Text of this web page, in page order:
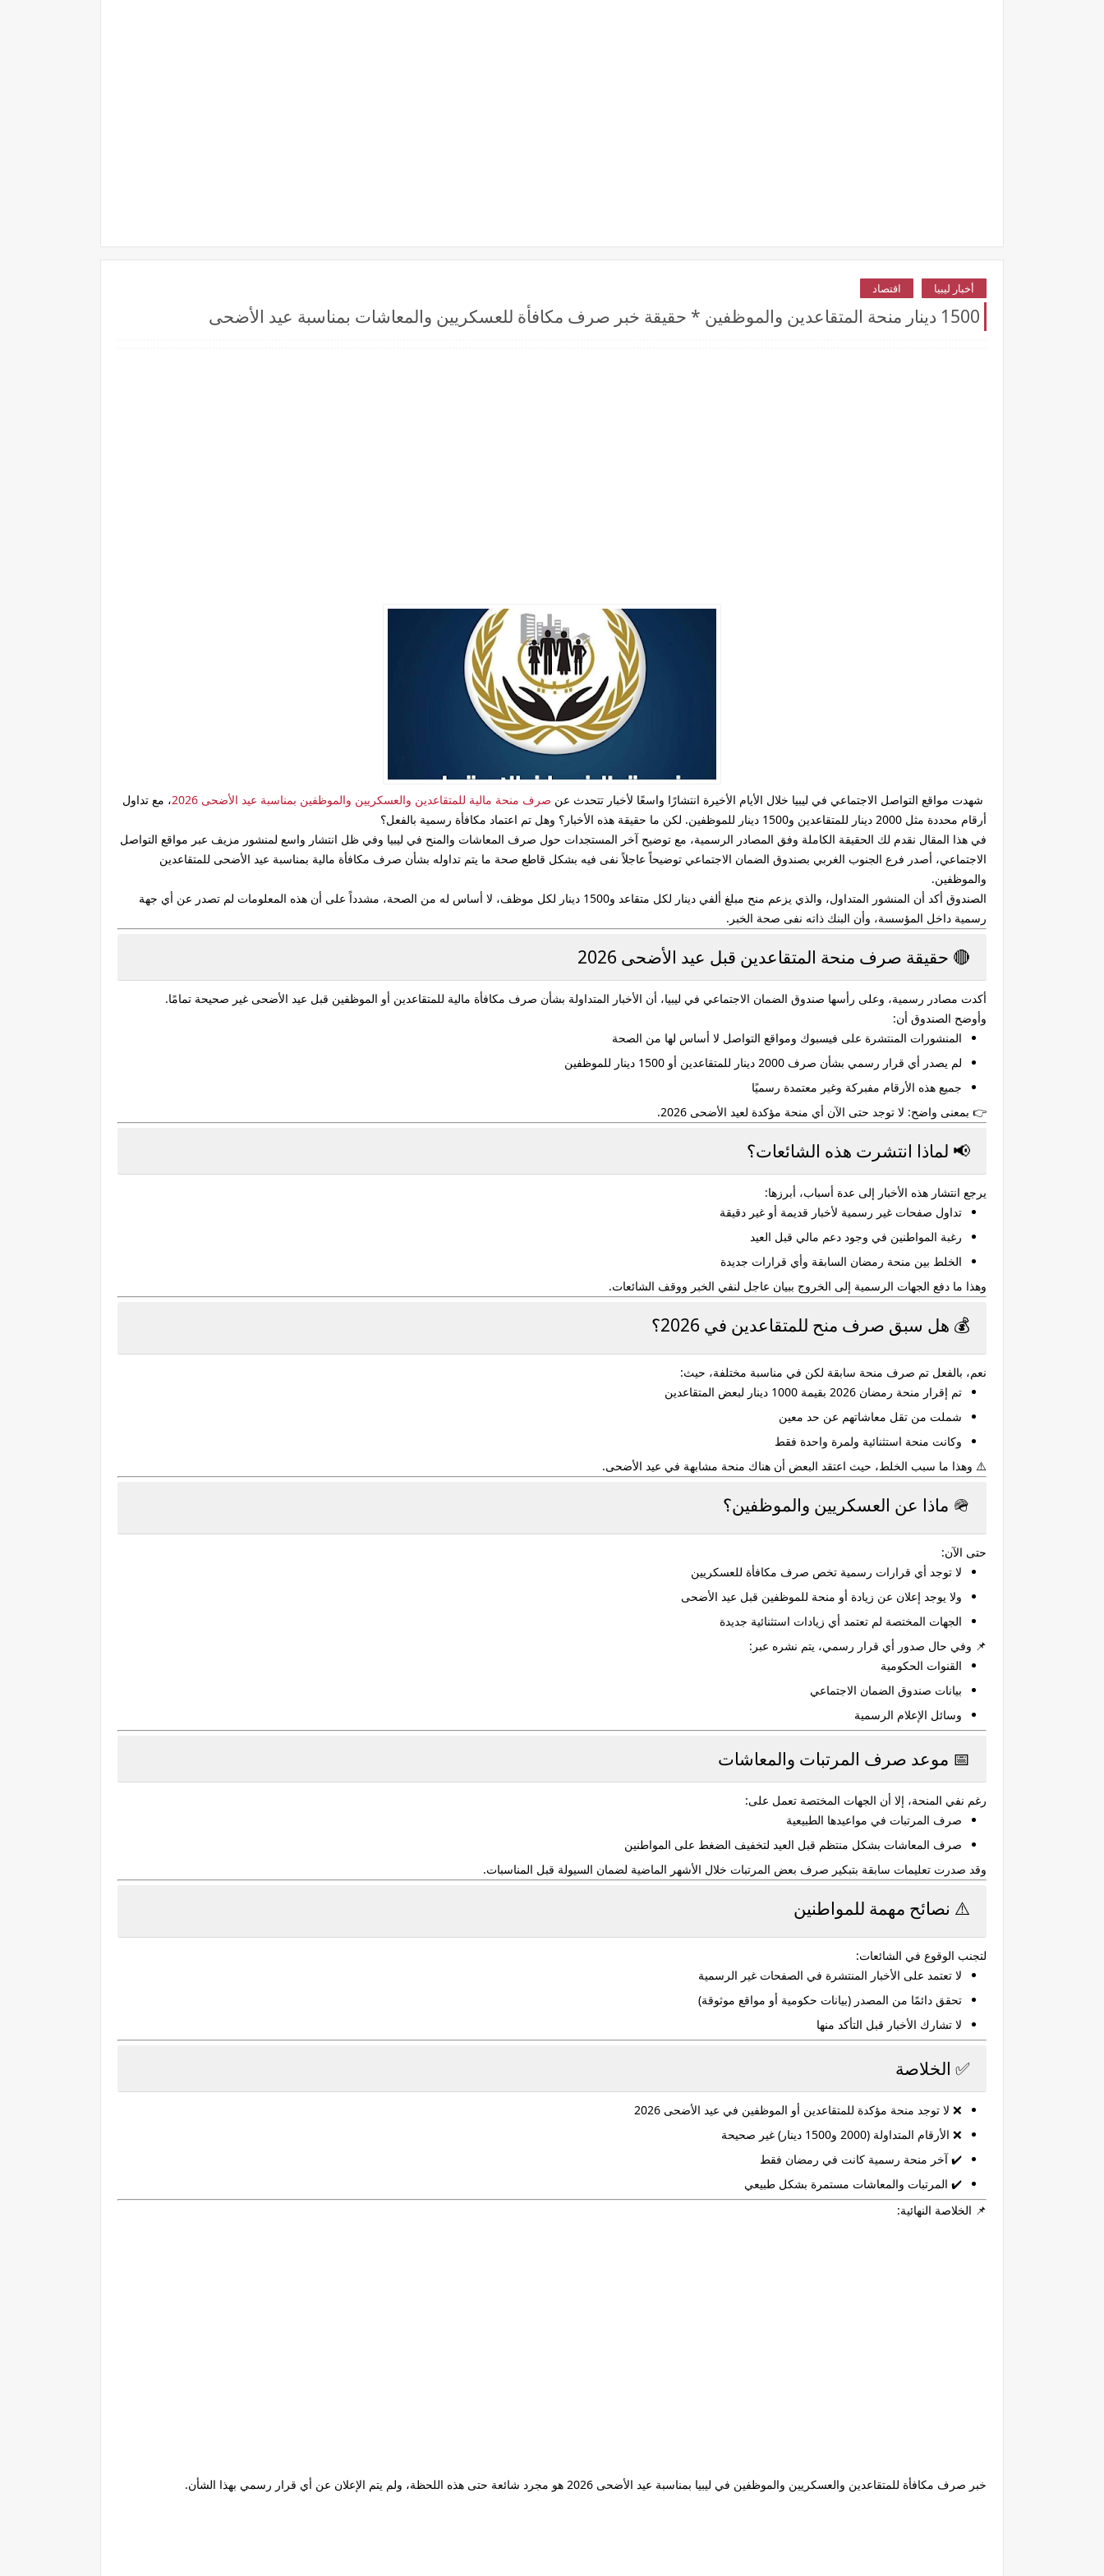
أخبار ليبيا اقتصاد
1500 دينار منحة المتقاعدين والموظفين * حقيقة خبر صرف مكافأة للعسكريين والمعاشات بمناسبة عيد الأضحى
شهدت مواقع التواصل الاجتماعي في ليبيا خلال الأيام الأخيرة انتشارًا واسعًا لأخبار تتحدث عن صرف منحة مالية للمتقاعدين والعسكريين والموظفين بمناسبة عيد الأضحى 2026
، مع تداول
أرقام محددة مثل 2000 دينار للمتقاعدين و1500 دينار للموظفين. لكن ما حقيقة هذه الأخبار؟ وهل تم اعتماد مكافأة رسمية بالفعل؟
في هذا المقال نقدم لك الحقيقة الكاملة وفق المصادر الرسمية، مع توضيح آخر المستجدات حول صرف المعاشات والمنح في ليبيا وفي ظل انتشار واسع لمنشور مزيف عبر مواقع التواصل
الاجتماعي، أصدر فرع الجنوب الغربي بصندوق الضمان الاجتماعي توضيحاً عاجلاً نفى فيه بشكل قاطع صحة ما يتم تداوله بشأن صرف مكافأة مالية بمناسبة عيد الأضحى للمتقاعدين
والموظفين.
الصندوق أكد أن المنشور المتداول، والذي يزعم منح مبلغ ألفي دينار لكل متقاعد و1500 دينار لكل موظف، لا أساس له من الصحة، مشدداً على أن هذه المعلومات لم تصدر عن أي جهة
رسمية داخل المؤسسة، وأن البنك ذاته نفى صحة الخبر.
🔴 حقيقة صرف منحة المتقاعدين قبل عيد الأضحى 2026
أكدت مصادر رسمية، وعلى رأسها صندوق الضمان الاجتماعي في ليبيا، أن الأخبار المتداولة بشأن صرف مكافأة مالية للمتقاعدين أو الموظفين قبل عيد الأضحى غير صحيحة تمامًا.
وأوضح الصندوق أن:
المنشورات المنتشرة على فيسبوك ومواقع التواصل لا أساس لها من الصحة
لم يصدر أي قرار رسمي بشأن صرف 2000 دينار للمتقاعدين أو 1500 دينار للموظفين
جميع هذه الأرقام مفبركة وغير معتمدة رسميًا
👉 بمعنى واضح: لا توجد حتى الآن أي منحة مؤكدة لعيد الأضحى 2026 .
📢 لماذا انتشرت هذه الشائعات؟
يرجع انتشار هذه الأخبار إلى عدة أسباب، أبرزها:
تداول صفحات غير رسمية لأخبار قديمة أو غير دقيقة
رغبة المواطنين في وجود دعم مالي قبل العيد
الخلط بين منحة رمضان السابقة وأي قرارات جديدة
وهذا ما دفع الجهات الرسمية إلى الخروج ببيان عاجل لنفي الخبر ووقف الشائعات.
💰 هل سبق صرف منح للمتقاعدين في 2026؟
نعم، بالفعل تم صرف منحة سابقة لكن في مناسبة مختلفة، حيث:
تم إقرار منحة رمضان 2026 بقيمة 1000 دينار
لبعض المتقاعدين
شملت من تقل معاشاتهم عن حد معين
وكانت منحة استثنائية ولمرة واحدة فقط
⚠️ وهذا ما سبب الخلط، حيث اعتقد البعض أن هناك منحة مشابهة في عيد الأضحى.
🪖 ماذا عن العسكريين والموظفين؟
حتى الآن:
لا توجد أي قرارات رسمية تخص صرف مكافأة للعسكريين
ولا يوجد إعلان عن زيادة أو منحة للموظفين قبل عيد الأضحى
الجهات المختصة لم تعتمد أي زيادات استثنائية جديدة
📌 وفي حال صدور أي قرار رسمي، يتم نشره عبر:
القنوات الحكومية
بيانات صندوق الضمان الاجتماعي
وسائل الإعلام الرسمية
📅 موعد صرف المرتبات والمعاشات
رغم نفي المنحة، إلا أن الجهات المختصة تعمل على:
صرف المرتبات في مواعيدها الطبيعية
صرف المعاشات بشكل منتظم قبل العيد لتخفيف الضغط على المواطنين
وقد صدرت تعليمات سابقة بتبكير صرف بعض المرتبات خلال الأشهر الماضية لضمان السيولة قبل المناسبات.
⚠️ نصائح مهمة للمواطنين
لتجنب الوقوع في الشائعات:
لا تعتمد على الأخبار المنتشرة في الصفحات غير الرسمية
تحقق دائمًا من المصدر (بيانات حكومية أو مواقع موثوقة)
لا تشارك الأخبار قبل التأكد منها
✅ الخلاصة
❌ لا توجد منحة مؤكدة للمتقاعدين أو الموظفين في عيد الأضحى 2026
❌ الأرقام المتداولة (2000 و1500 دينار) غير صحيحة
✔️ آخر منحة رسمية كانت في رمضان فقط
✔️ المرتبات والمعاشات مستمرة بشكل طبيعي
📌 الخلاصة النهائية:
خبر صرف مكافأة للمتقاعدين والعسكريين والموظفين في ليبيا بمناسبة عيد الأضحى 2026 هو مجرد شائعة حتى هذه اللحظة، ولم يتم الإعلان عن أي قرار رسمي بهذا الشأن.